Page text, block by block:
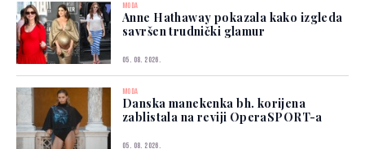
MODA
Anne Hathaway pokazala kako izgleda
savršen trudnički glamur
05. 08. 2026.
MODA
Danska manekenka bh. korijena
zablistala na reviji OperaSPORT-a
05. 08. 2026.